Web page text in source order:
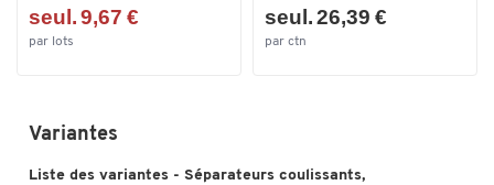
seul. 9,67 €
par lots
seul. 26,39 €
par ctn
Variantes
Liste des variantes - Séparateurs coulissants,